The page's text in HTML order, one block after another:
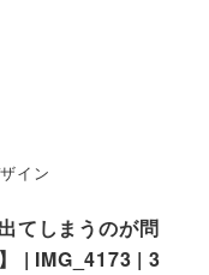
イン
てしまうのが問
| IMG_4173 | 3